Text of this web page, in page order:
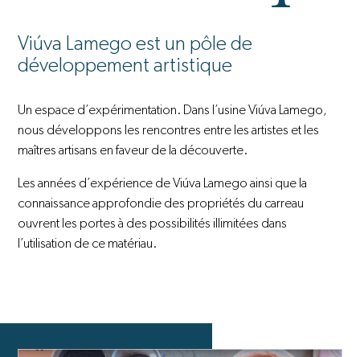
Viúva Lamego est un pôle de
développement artistique
Un espace d’expérimentation. Dans l’usine Viúva Lamego,
nous développons les rencontres entre les artistes et les
maîtres artisans en faveur de la découverte.
Les années d’expérience de Viúva Lamego ainsi que la
connaissance approfondie des propriétés du carreau
ouvrent les portes à des possibilités illimitées dans
l’utilisation de ce matériau.